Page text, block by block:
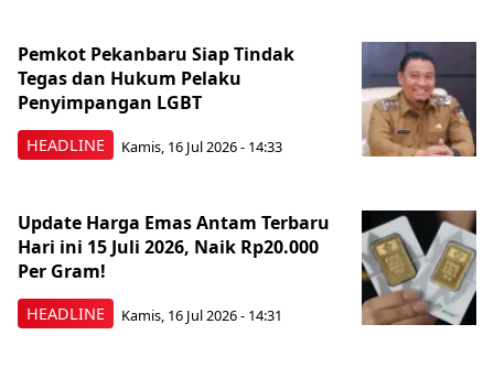
HEADLINE
Pemkot Pekanbaru Siap Tindak
Tegas dan Hukum Pelaku
Penyimpangan LGBT
Kamis, 16 Jul 2026 - 14:33
HEADLINE
Update Harga Emas Antam Terbaru
Hari ini 15 Juli 2026, Naik Rp20.000
Per Gram!
Kamis, 16 Jul 2026 - 14:31